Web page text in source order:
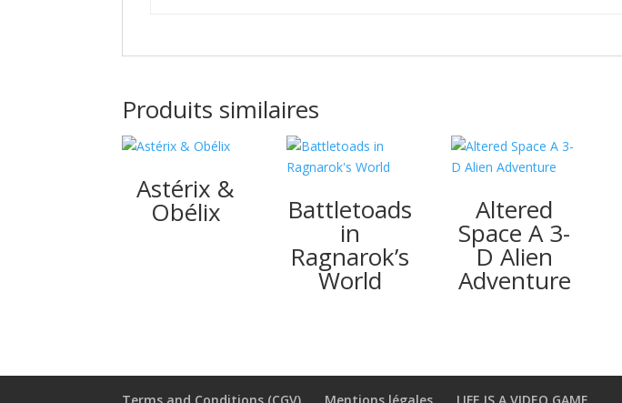
Produits similaires
Astérix &
Obélix Battletoads
in
Ragnarok’s
World
Altered
Space A 3-
D Alien
Adventure